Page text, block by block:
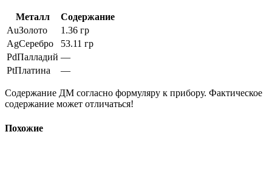
Металл
Содержание
AuЗолото
1.36 гр
AgСеребро
53.11 гр
PdПалладий —
PtПлатина —
Содержание ДМ согласно формуляру к прибору. Фактическое
содержание может отличаться!
Похожие